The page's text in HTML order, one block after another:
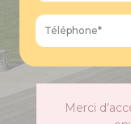
Merci